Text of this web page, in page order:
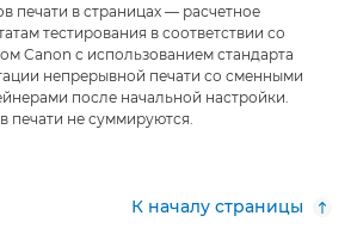
печати в страницах — расчетное
тестирования в соответствии со
Canon с использованием стандарта
непрерывной печати со сменными
после начальной настройки.
печати не суммируются.
К началу страницы